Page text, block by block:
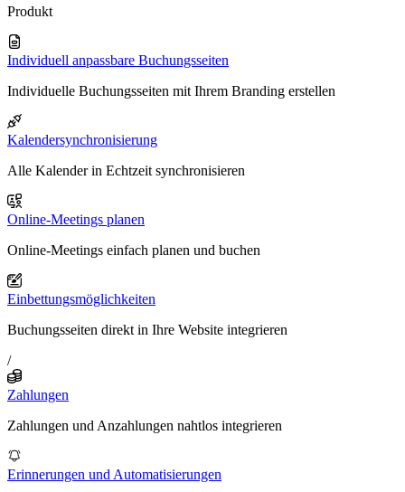
Produkt
Individuell anpassbare Buchungsseiten
Individuelle Buchungsseiten mit Ihrem Branding erstellen
Kalendersynchronisierung
Alle Kalender in Echtzeit synchronisieren
Online-Meetings planen
Online-Meetings einfach planen und buchen
Einbettungsmöglichkeiten
Buchungsseiten direkt in Ihre Website integrieren
/
Zahlungen
Zahlungen und Anzahlungen nahtlos integrieren
Erinnerungen und Automatisierungen